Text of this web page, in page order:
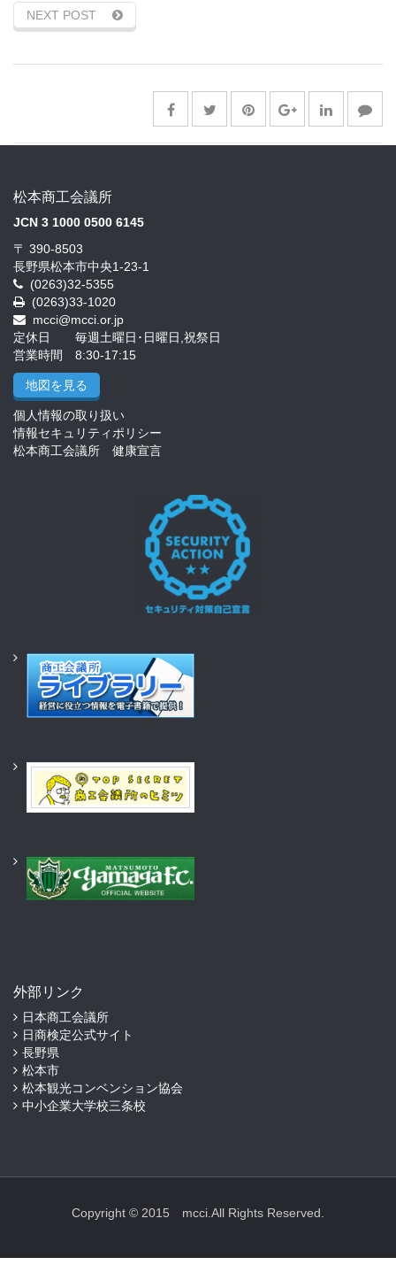
NEXT POST
松本商工会議所
JCN 3 1000 0500 6145
〒 390-8503
長野県松本市中央1-23-1
(0263)32-5355
(0263)33-1020
mcci@mcci.or.jp
定休日 毎週土曜日･日曜日,祝祭日
営業時間 8:30-17:15
地図を見る
個人情報の取り扱い
情報セキュリティポリシー
松本商工会議所 健康宣言
外部リンク
日本商工会議所
日商検定公式サイト
長野県
松本市
松本観光コンベンション協会
中小企業大学校三条校
Copyright © 2015 mcci.All Rights Reserved.